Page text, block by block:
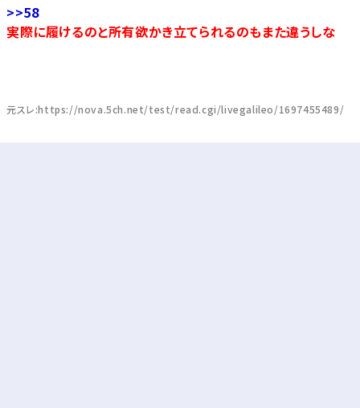
>>58
実際に履けるのと所有欲かき立てられるのもまた違うしな
元スレ:https://nova.5ch.net/test/read.cgi/livegalileo/1697455489/